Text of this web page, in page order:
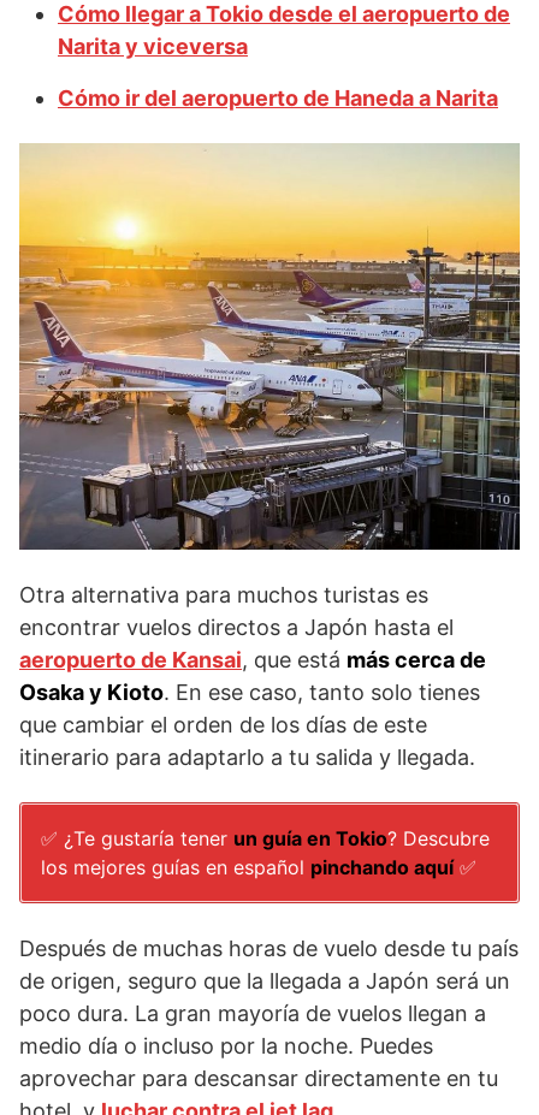
Cómo llegar a Tokio desde el aeropuerto de
Narita y viceversa
Cómo ir del aeropuerto de Haneda a Narita
Otra alternativa para muchos turistas es
encontrar vuelos directos a Japón hasta el
aeropuerto de Kansai, que está más cerca de
Osaka y Kioto. En ese caso, tanto solo tienes
que cambiar el orden de los días de este
itinerario para adaptarlo a tu salida y llegada.
✅ ¿Te gustaría tener un guía en Tokio? Descubre
los mejores guías en español pinchando aquí ✅
Después de muchas horas de vuelo desde tu país
de origen, seguro que la llegada a Japón será un
poco dura. La gran mayoría de vuelos llegan a
medio día o incluso por la noche. Puedes
aprovechar para descansar directamente en tu